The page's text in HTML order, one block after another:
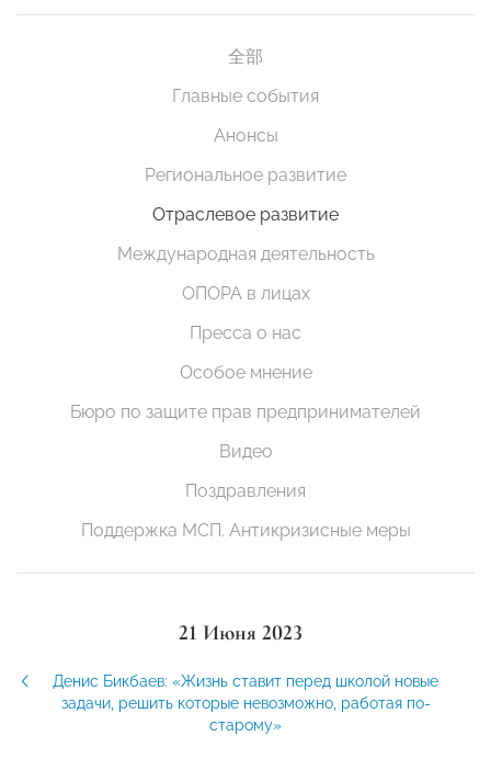
全部
Главные события
Анонсы
Региональное развитие
Отраслевое развитие
Международная деятельность
ОПОРА в лицах
Пресса о нас
Особое мнение
Бюро по защите прав предпринимателей
Видео
Поздравления
Поддержка МСП. Антикризисные меры
21 Июня 2023
Денис Бикбаев: «Жизнь ставит перед школой новые
задачи, решить которые невозможно, работая по-
старому»